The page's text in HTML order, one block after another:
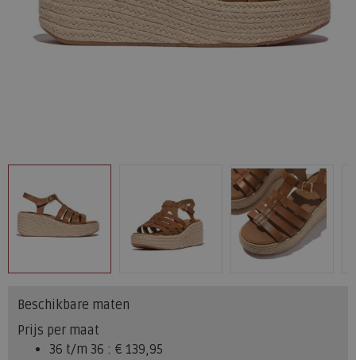
Beschikbare maten
Prijs per maat
36 t/m 36 : € 139,95